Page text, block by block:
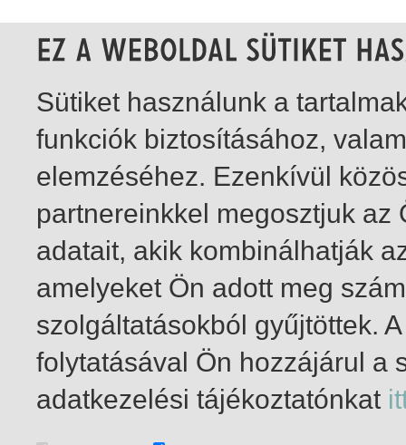
1-2 / összesen 2 találat
Sütiket használunk a
funkciók biztosításához,
elemzéséhez. Ezenkívül
partnereinkkel megosztjuk
adatait, akik kombinálhatják
amelyeket Ön adott meg
szolgáltatásokból gyűjtöttek.
folytatásával Ön hozzájárul a
adatkezelési tájékoztatónkat